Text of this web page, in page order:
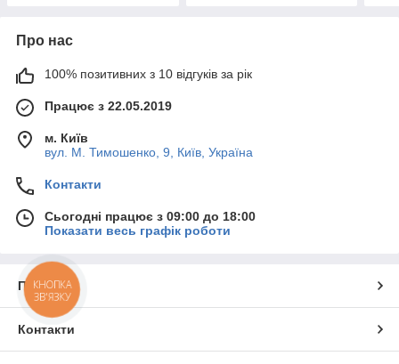
Про нас
100% позитивних з 10 відгуків за рік
Працює з 22.05.2019
м. Київ
вул. М. Тимошенко, 9, Київ, Україна
Контакти
Сьогодні працює з 09:00 до 18:00
Показати весь графік роботи
Про нас
Контакти
КНОПКА
ЗВ'ЯЗКУ